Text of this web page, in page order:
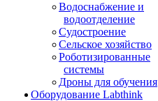
Водоснабжение и
водоотделение
Судостроение
Сельское хозяйство
Роботизированные
системы
Дроны для обучения
Оборудование Labthink